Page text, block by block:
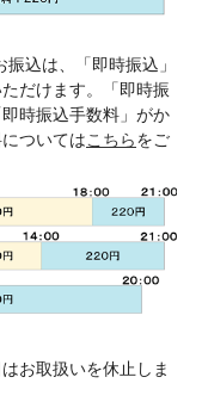
込は、「即時振込」
だけます。「即時振
時振込手数料」がか
ついてはこちらをご
お取扱いを休止しま